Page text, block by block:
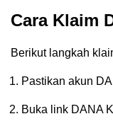
Cara Klaim
Berikut langkah
Pastikan akun
Buka link DANA